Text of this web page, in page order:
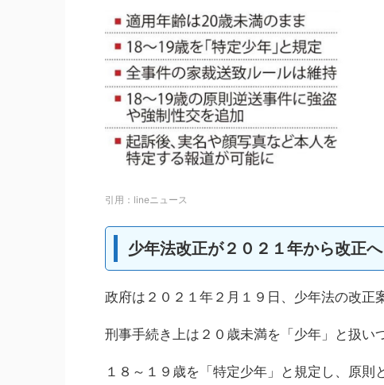
引用：lineニュース
少年法改正が２０２１年から改正へ
政府は２０２１年２月１９日、少年法の改正
刑事手続き上は２０歳未満を「少年」と扱い
１８～１９歳を「特定少年」と規定し、原則